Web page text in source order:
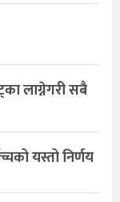
लाग्नेगरी सबै
यस्तो निर्णय